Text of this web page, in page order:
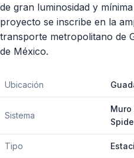
de gran luminosidad y
proyecto se inscribe en la
transporte metropolitano de
de México.
Ubicación
Sistema
Muro
Tipo